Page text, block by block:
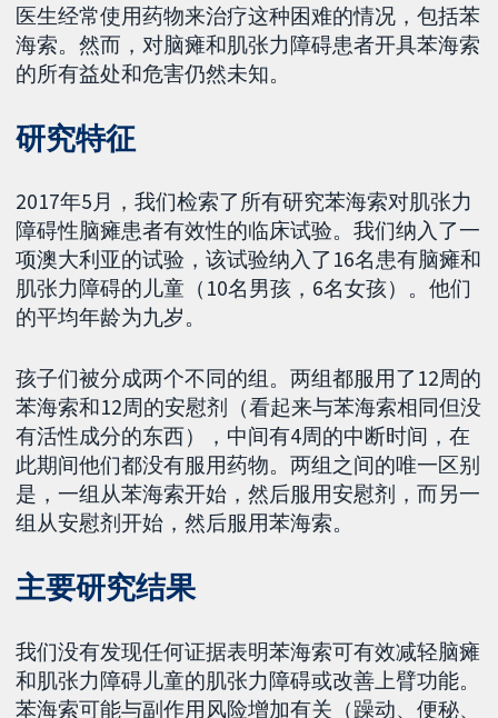
医生经常使用药物来治疗这种困难的情况，包括苯
海索。然而，对脑瘫和肌张力障碍患者开具苯海索
的所有益处和危害仍然未知。
研究特征
2017年5月，我们检索了所有研究苯海索对肌张力
障碍性脑瘫患者有效性的临床试验。我们纳入了一
项澳大利亚的试验，该试验纳入了16名患有脑瘫和
肌张力障碍的儿童（10名男孩，6名女孩）。他们
的平均年龄为九岁。
孩子们被分成两个不同的组。两组都服用了12周的
苯海索和12周的安慰剂（看起来与苯海索相同但没
有活性成分的东西），中间有4周的中断时间，在
此期间他们都没有服用药物。两组之间的唯一区别
是，一组从苯海索开始，然后服用安慰剂，而另一
组从安慰剂开始，然后服用苯海索。
主要研究结果
我们没有发现任何证据表明苯海索可有效减轻脑瘫
和肌张力障碍儿童的肌张力障碍或改善上臂功能。
苯海索可能与副作用风险增加有关（躁动、便秘、